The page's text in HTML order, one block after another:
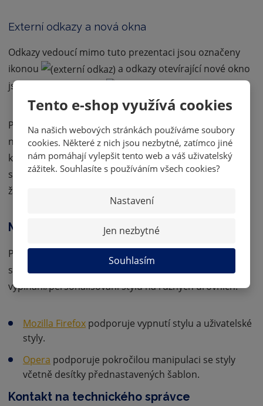
Tento e-shop využívá cookies
Na našich webových stránkách používáme soubory
cookies. Některé z nich jsou nezbytné, zatímco jiné
nám pomáhají vylepšit tento web a váš uživatelský
zážitek. Souhlasíte s používáním všech cookies?
Nastavení
Jen nezbytné
Souhlasím
Externí odkazy a nová okna
Odkazy vedoucí mimo tuto prezentaci jsou označeny
ikonou
a odkazy otevírající nové okno
jsou označeny ikonou
Pokud uživatel nemá JavaScript, jsou příslušné ikony
nahrazeny obrázkem na pozadí odkazu pomocí
kaskádových stylů. Pokud uživatel nemá JavaScript
spolu s obrázky nebo kaskádovými styly, neuvidí ikony
žádné.
Možnosti personalizovaného prohlížení
Prezentace je k dispozici pouze v jednom (základním)
stylu, ale některé prohlížeče podporují
vypínání/personalisování stylů na různých úrovních.
Mozilla Firefox podporuje vypnutí stylu a uživatelské
styly.
Opera podporuje pokročilou manipulaci se styly
včetně desítky přednastavených šablon.
Kontakt na technického správce